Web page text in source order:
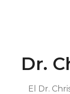
Dr.
El Dr.